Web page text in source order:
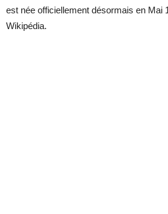
est née officiellement désormais en Mai
Wikipédia.